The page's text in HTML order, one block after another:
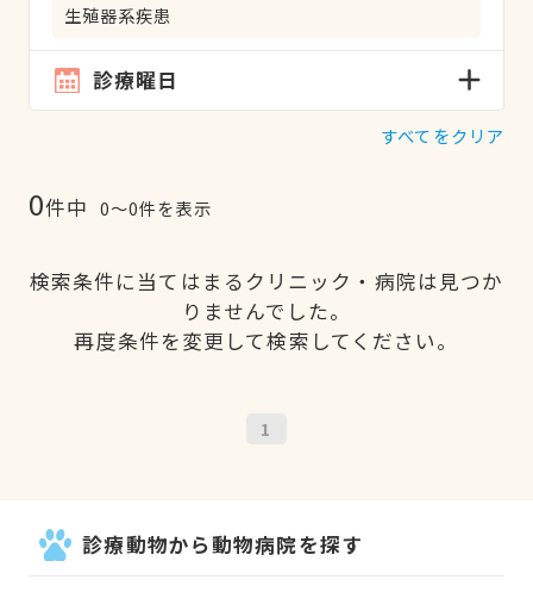
生殖器系疾患
診療曜日
すべてをクリア
0件中 0〜0件を表示
検索条件に当てはまるクリニック・病院は見つか
りませんでした。
再度条件を変更して検索してください。
1
診療動物から動物病院を探す